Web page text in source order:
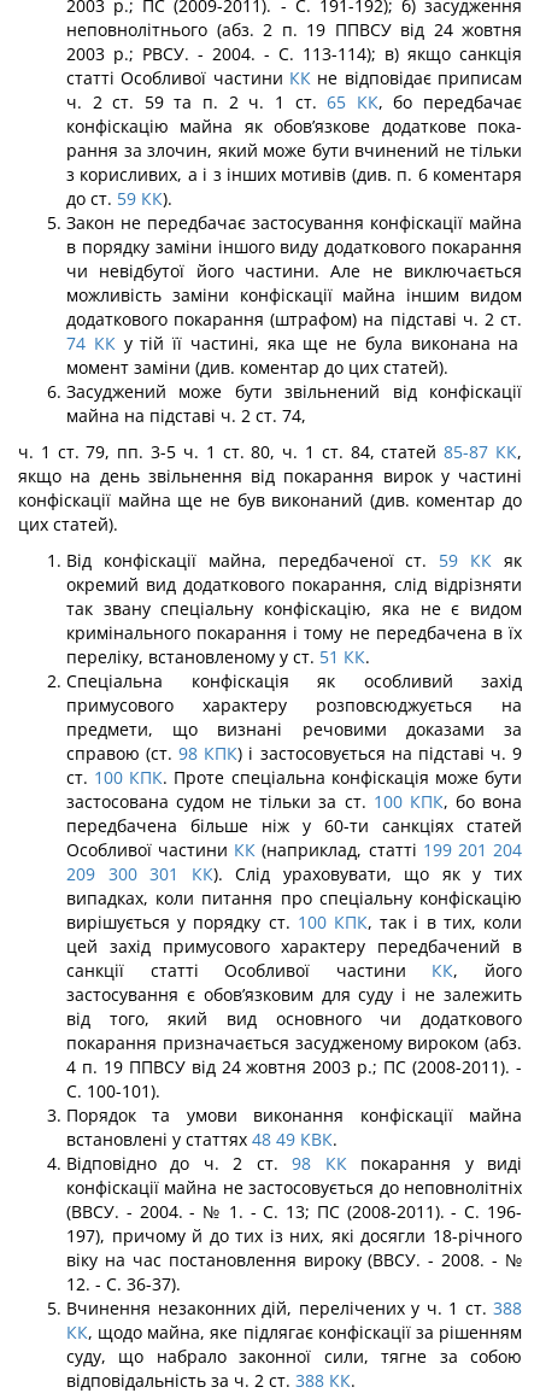
2003 р.; ПС (2009-2011). - С. 191-192); б) засудження
непов­нолітнього (абз. 2 п. 19 ППВСУ від 24 жовтня
2003 р.; РВСУ. - 2004. - С. 113-114); в) якщо санкція
статті Особливої частини КК не відповідає приписам
ч. 2 ст. 59 та п. 2 ч. 1 ст. 65 КК, бо передбачає
конфіскацію майна як обов’язкове додаткове пока­
рання за злочин, який може бути вчинений не тільки
з корисливих, а і з інших мотивів (див. п. 6 коментаря
до ст. 59 КК).
Закон не передбачає застосування конфіскації майна
в порядку заміни іншого виду додаткового покарання
чи невідбутої його частини. Але не виключається
мож­ливість заміни конфіскації майна іншим видом
додаткового покарання (штрафом) на підставі ч. 2 ст.
74 ККу тій її частині, яка ще не була виконана на
момент заміни (див. коментар до цих статей).
Засуджений може бути звільнений від конфіскації
майна на підставі ч. 2 ст. 74,
ч. 1 ст. 79, пп. 3-5 ч. 1 ст. 80, ч. 1 ст. 84, статей 85-87 КК,
якщо на день звільнення від покарання вирок у частині
конфіскації майна ще не був виконаний (див. коментар до
цих статей).
Від конфіскації майна, передбаченої ст. 59 КК як
окремий вид додаткового покарання, слід відрізняти
так звану спеціальну конфіскацію, яка не є видом
кримі­нального покарання і тому не передбачена в їх
переліку, встановленому у ст. 51 КК.
Спеціальна конфіскація як особливий захід
примусового характеру розповсю­джується на
предмети, що визнані речовими доказами за
справою (ст. 98 КПК) і за­стосовується на підставі ч. 9
ст. 100 КПК. Проте спеціальна конфіскація може бути
застосована судом не тільки за ст. 100 КПК, бо вона
передбачена більше ніж у 60-ти санкціях статей
Особливої частини КК (наприклад, статті 199 201 204
209 300 301 КК). Слід ураховувати, що як у тих
випадках, коли питання про спеціальну конфіска­цію
вирішується у порядку ст. 100 КПК, так і в тих, коли
цей захід примусового ха­рактеру передбачений в
санкції статті Особливої частини КК, його
застосування є обов’язковим для суду і не залежить
від того, який вид основного чи додаткового
покарання призначається засудженому вироком (абз.
4 п. 19 ППВСУ від 24 жовтня 2003 р.; ПС (2008-2011). -
С. 100-101).
Порядок та умови виконання конфіскації майна
встановлені у статтях 48 49 КВК.
Відповідно до ч. 2 ст. 98 ККпокарання у виді
конфіскації майна не застосову­ється до неповнолітніх
(ВВСУ. - 2004. - № 1. - С. 13; ПС (2008-2011). - С. 196-
197), причому й до тих із них, які досягли 18-річного
віку на час постановлення вироку (ВВСУ. - 2008. - №
12. - С. 36-37).
Вчинення незаконних дій, перелічених у ч. 1 ст. 388
КК, щодо майна, яке під­лягає конфіскації за рішенням
суду, що набрало законної сили, тягне за собою
відпо­відальність за ч. 2 ст. 388 КК.